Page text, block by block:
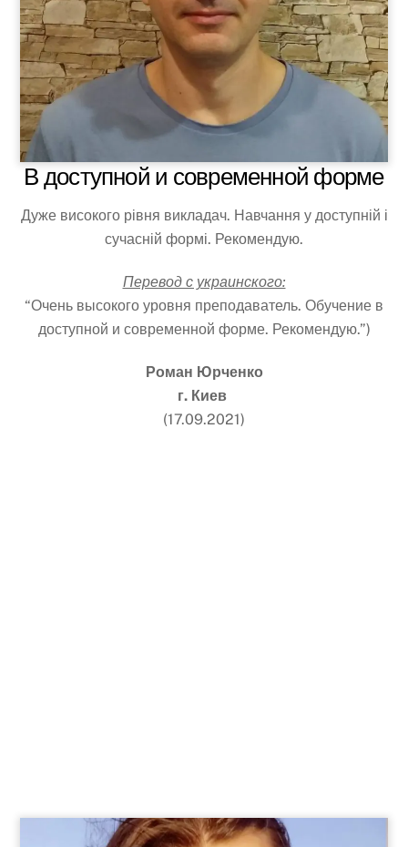
В доступной и современной форме
Дуже високого рівня викладач. Навчання у доступній і
сучасній формі. Рекомендую.
Перевод с украинского:
“Очень высокого уровня преподаватель. Обучение в
доступной и современной форме. Рекомендую.”)
Роман Юрченко
г. Киев
(17.09.2021)